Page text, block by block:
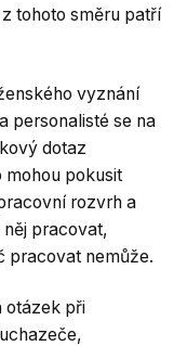
tohoto směru patří
vyznání
personalisté se na
dotaz
mohou pokusit
rozvrh a
něj pracovat,
pracovat nemůže.
otázek při